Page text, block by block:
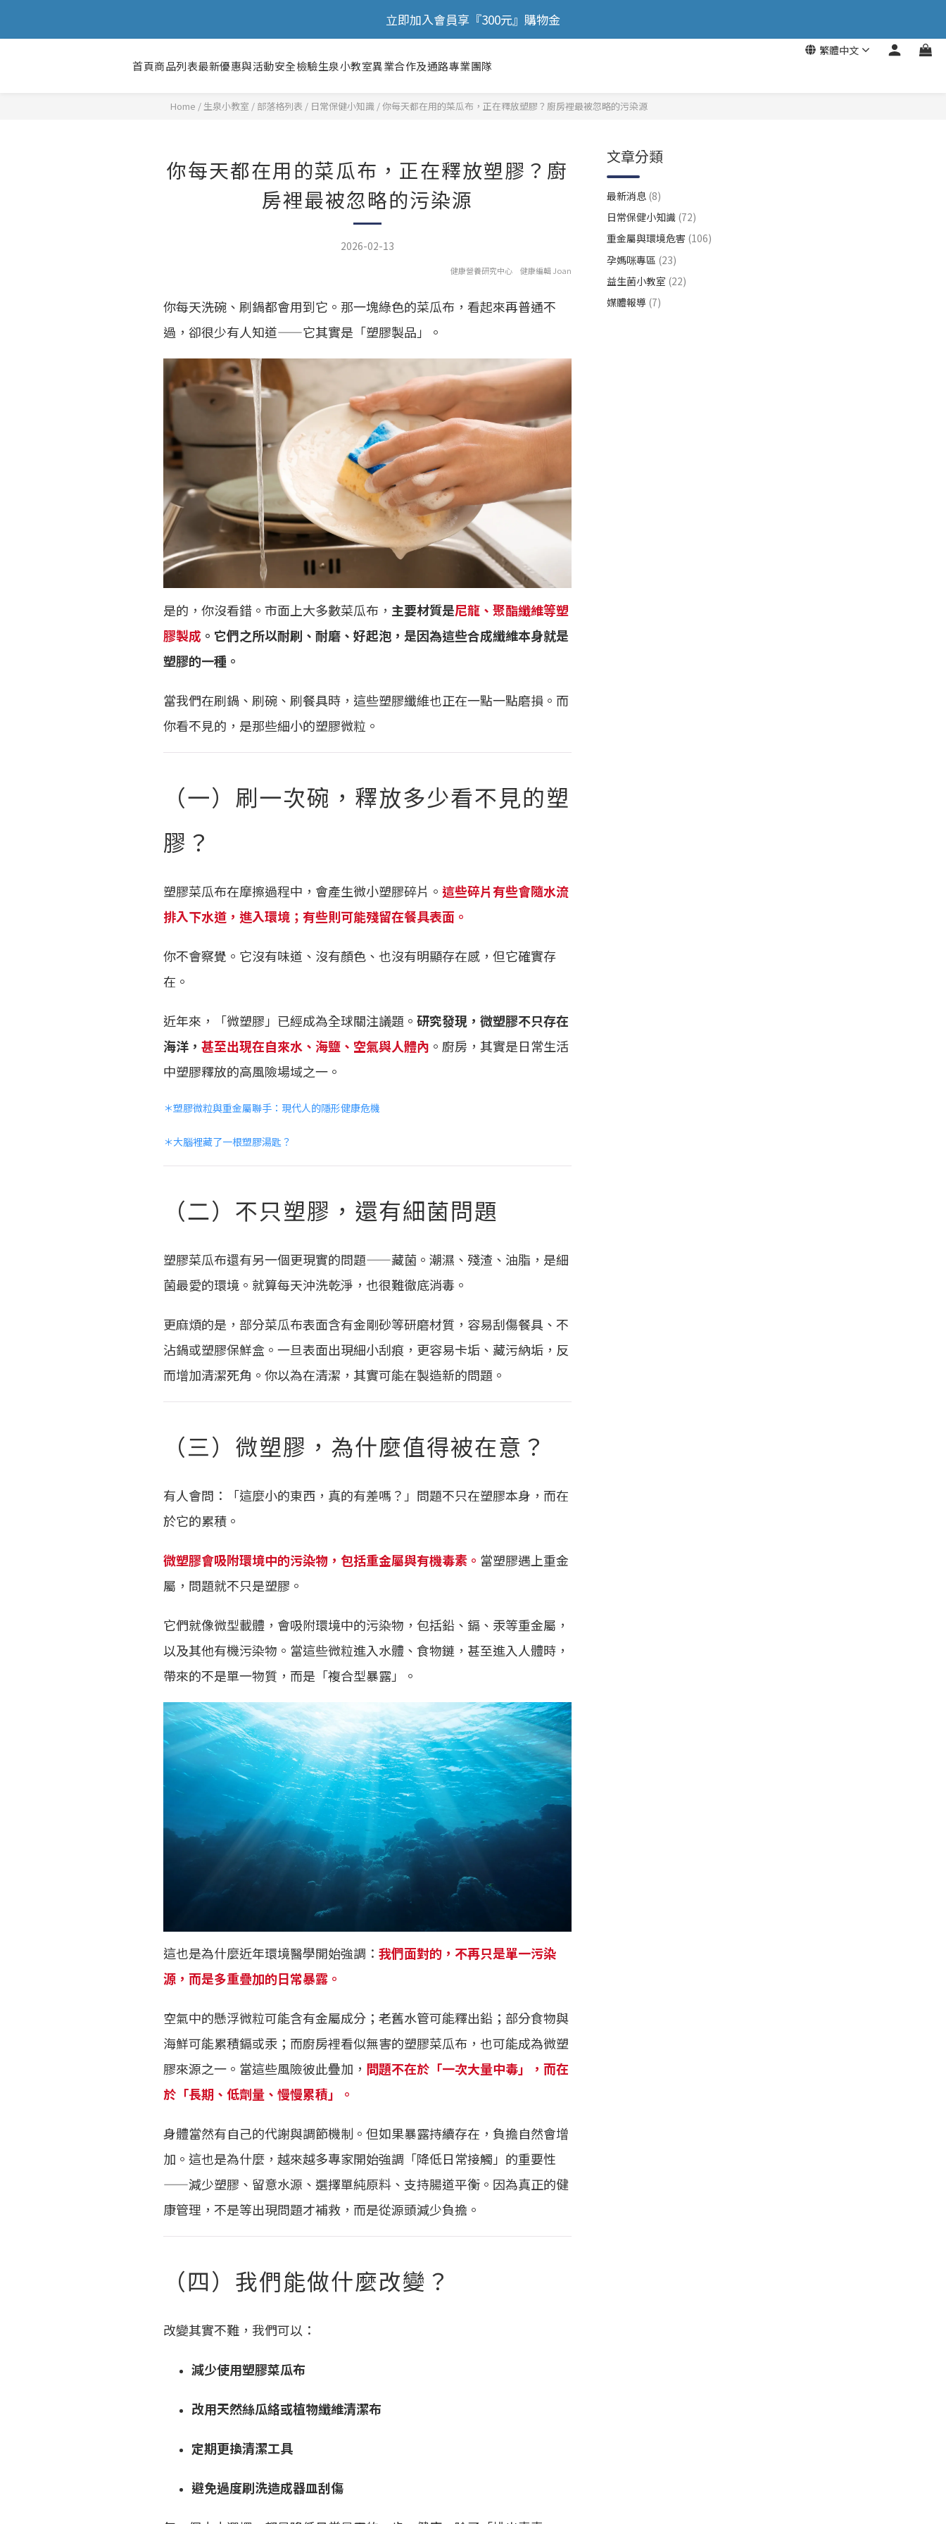
🎉 歡慶88節，滿額送膠原蛋白正貨！！
立即加入會員享『300元』購物金
🎉 歡慶88節，滿額送膠原蛋白正貨！！ 繁體中文
首頁商品列表最新優惠與活動安全檢驗生泉小教室異業合作及通路專業團隊
Home / 部落格列表 / 日常保健小知識 /你每天都在用的菜瓜布，正在釋放塑膠？廚房裡最被忽略的污染源
你每天都在用的菜瓜布，正在釋放塑膠？廚
房裡最被忽略的污染源
2026-02-13
健康營養研究中心 健康編輯 Joan
你每天洗碗、刷鍋都會用到它。那一塊綠色的菜瓜布，看起來再普通不
過，卻很少有人知道——它其實是「塑膠製品」。
是的，你沒看錯。市面上大多數菜瓜布， 主要材質是尼龍、聚酯纖維等塑
膠製成 。它們之所以耐刷、耐磨、好起泡，是因為這些合成纖維本身就是
塑膠的一種。
當我們在刷鍋、刷碗、刷餐具時，這些塑膠纖維也正在一點一點磨損。而
你看不見的，是那些細小的塑膠微粒。
（一）刷一次碗，釋放多少看不見的塑
膠？
塑膠菜瓜布在摩擦過程中，會產生微小塑膠碎片。 這些碎片有些會隨水流
排入下水道，進入環境；有些則可能殘留在餐具表面。
你不會察覺。它沒有味道、沒有顏色、也沒有明顯存在感，但它確實存
在。
近年來，「微塑膠」已經成為全球關注議題。 研究發現，微塑膠不只存在
海洋， 甚至出現在自來水、海鹽、空氣與人體內 。廚房，其實是日常生活
中塑膠釋放的高風險場域之一。
＊塑膠微粒與重金屬聯手：現代人的隱形健康危機
＊大腦裡藏了一根塑膠湯匙？
（二）不只塑膠，還有細菌問題
塑膠菜瓜布還有另一個更現實的問題——藏菌。潮濕、殘渣、油脂，是細
菌最愛的環境。就算每天沖洗乾淨，也很難徹底消毒。
更麻煩的是，部分菜瓜布表面含有金剛砂等研磨材質，容易刮傷餐具、不
沾鍋或塑膠保鮮盒。一旦表面出現細小刮痕，更容易卡垢、藏污納垢，反
而增加清潔死角。你以為在清潔，其實可能在製造新的問題。
（三）微塑膠，為什麼值得被在意？
有人會問：「這麼小的東西，真的有差嗎？」問題不只在塑膠本身，而在
於它的累積。
微塑膠會吸附環境中的污染物，包括重金屬與有機毒素。 當塑膠遇上重金
屬，問題就不只是塑膠。
它們就像微型載體，會吸附環境中的污染物，包括鉛、鎘、汞等重金屬，
以及其他有機污染物。當這些微粒進入水體、食物鏈，甚至進入人體時，
帶來的不是單一物質，而是「複合型暴露」。
這也是為什麼近年環境醫學開始強調： 我們面對的，不再只是單一污染
源，而是多重疊加的日常暴露。
空氣中的懸浮微粒可能含有金屬成分；老舊水管可能釋出鉛；部分食物與
海鮮可能累積鎘或汞；而廚房裡看似無害的塑膠菜瓜布，也可能成為微塑
膠來源之一。當這些風險彼此疊加， 問題不在於「一次大量中毒」，而在
於「長期、低劑量、慢慢累積」。
身體當然有自己的代謝與調節機制。但如果暴露持續存在，負擔自然會增
加。這也是為什麼，越來越多專家開始強調「降低日常接觸」的重要性
——減少塑膠、留意水源、選擇單純原料、支持腸道平衡。因為真正的健
康管理，不是等出現問題才補救，而是從源頭減少負擔。
（四）我們能做什麼改變？
改變其實不難，我們可以：
減少使用塑膠菜瓜布
改用天然絲瓜絡或植物纖維清潔布
定期更換清潔工具
避免過度刷洗造成器皿刮傷
文章分類
最新消息 (8)
日常保健小知識 (72)
重金屬與環境危害 (106)
孕媽咪專區 (23)
益生菌小教室 (22)
媒體報導 (7)